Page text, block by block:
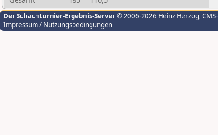
Der Schachturnier-Ergebnis-Server© 2006-2026 Heinz Herzog,
Impressum / Nutzungsbedingungen